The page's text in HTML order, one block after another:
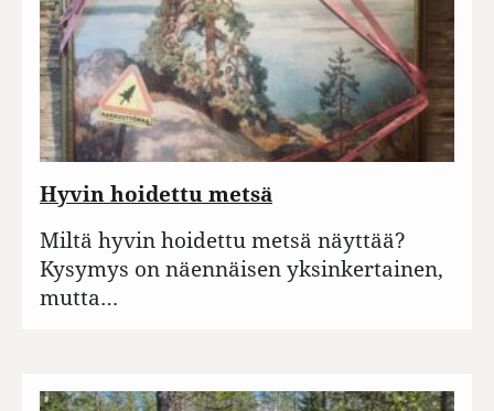
Hyvin hoidettu metsä
Miltä hyvin hoidettu metsä näyttää?
Kysymys on näennäisen yksinkertainen,
mutta…